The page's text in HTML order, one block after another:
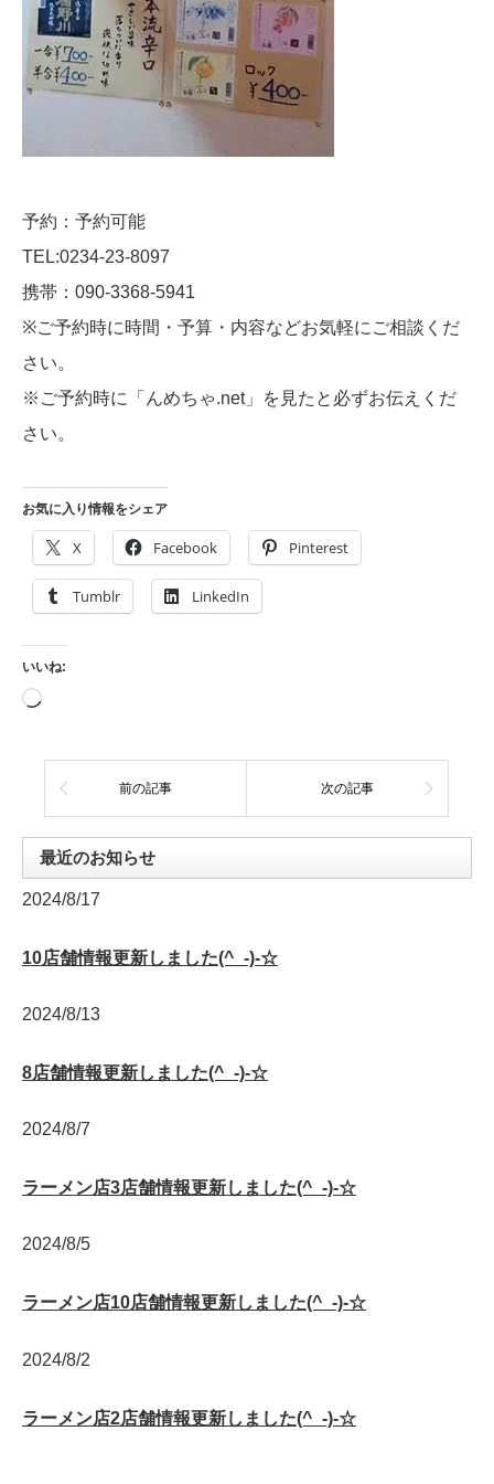
予約：予約可能
TEL:0234-23-8097
携帯：090-3368-5941
※ご予約時に時間・予算・内容などお気軽にご相談くだ
さい。
※ご予約時に「んめちゃ.net」を見たと必ずお伝えくだ
さい。
お気に入り情報をシェア
X Facebook Pinterest
Tumblr LinkedIn
いいね:
読
み
中…
前の記事 次の記事
最近のお知らせ
2024/8/17
10店舗情報更新しました(^_-)-☆
2024/8/13
8店舗情報更新しました(^_-)-☆
2024/8/7
ラーメン店3店舗情報更新しました(^_-)-☆
2024/8/5
ラーメン店10店舗情報更新しました(^_-)-☆
2024/8/2
ラーメン店2店舗情報更新しました(^_-)-☆